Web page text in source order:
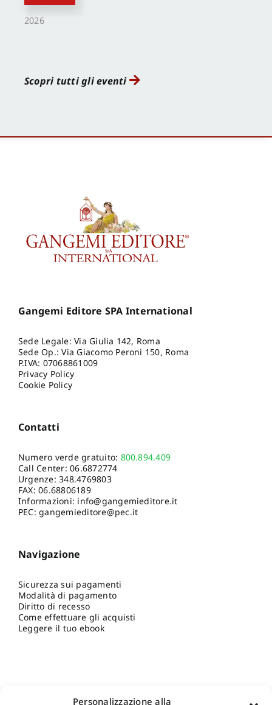
Personalizzazione alla
2026
Scopri tutti gli eventi
Gangemi Editore SPA International
Sede Legale: Via Giulia 142, Roma
Sede Op.: Via Giacomo Peroni 150, Roma
P.IVA: 07068861009
Privacy Policy
Cookie Policy
Contatti
Numero verde gratuito: 800.894.409
Call Center:06.6872774
Urgenze:348.4769803
FAX: 06.68806189
Informazioni: info@gangemieditore.it
PEC: gangemieditore@pec.it
Navigazione
Sicurezza sui pagamenti
Modalità di pagamento
Diritto di recesso
Come effettuare gli acquisti
Leggere il tuo ebook